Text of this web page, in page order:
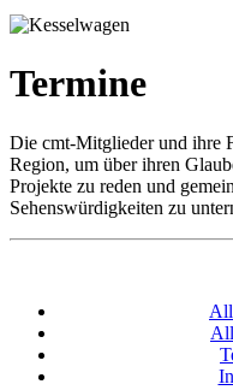
Termine
Die cmt-Mitglieder und ihre
Region, um über ihren
Projekte zu reden und
Sehenswürdigkeiten zu